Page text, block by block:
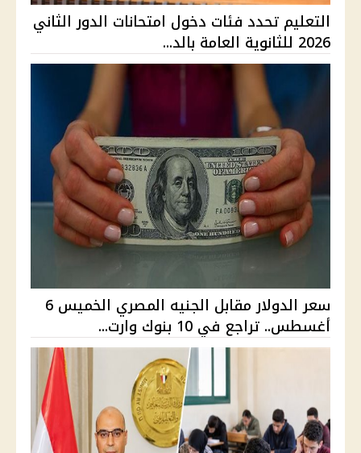
التعليم تحدد فئات دخول امتحانات الدور الثاني
2026 للثانوية العامة بالد...
سعر الدولار مقابل الجنيه المصري الخميس 6
أغسطس.. تراجع في 10 بنوك وارت...